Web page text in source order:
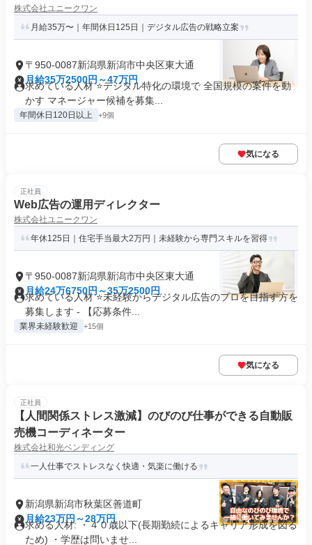
株式会社ユニークワン
月給35万〜｜年間休日125日｜デジタル広告の戦略立案
〒950-0087新潟県新潟市中央区東大通
月給35万2500円～47万円
求めている人材 ⭐デジタル特化の環境で 全国規模の案件を動
かす マネージャー候補を募集...
年間休日120日以上 +9個
気になる
正社員
Web広告の運用ディレクター
株式会社ユニークワン
年休125日｜住宅手当最大2万円｜未経験から専門スキルを習得
〒950-0087新潟県新潟市中央区東大通
月給24万6750円～35万2500円
求めている人材 ⭐未経験からデジタル広告のプロを目指す方を
募集します - 【応募条件...
業界未経験歓迎 +15個
気になる
正社員
【人間関係ストレス激減】のびのび仕事ができる自動販
売機コーディネーター
株式会社和光ベンディング
一人仕事でストレスなく快適・気楽に働ける
新潟県新潟市秋葉区善道町
月給23万円～28万円
求める人材: ・４０歳以下(長期勤続によるキャリア形成を図る
ため) ・学歴は問いませ...